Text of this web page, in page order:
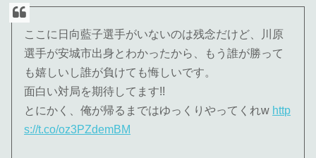
ここに日向藍子選手がいないのは残念だけど、川原
選手が安城市出身とわかったから、もう誰が勝って
も嬉しいし誰が負けても悔しいです。
面白い対局を期待してます!!
とにかく、俺が帰るまではゆっくりやってくれw http
s://t.co/oz3PZdemBM